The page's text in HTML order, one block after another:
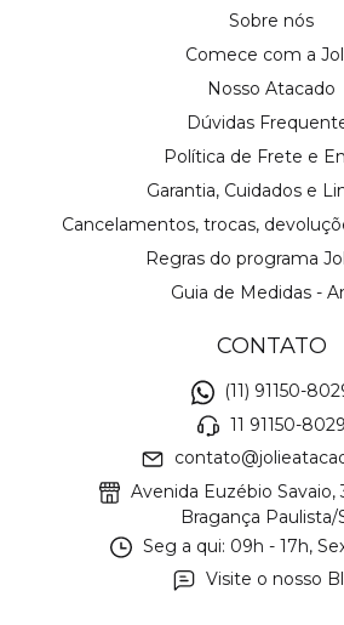
Sobre nós
Comece com a
Nosso Atacado
Dúvidas
Política de Frete e
Garantia, Cuidados e
Cancelamentos, trocas,
Regras do programa
Guia de Medidas -
CONTATO
(11) 91150-
11 91150-8029
Avenida Euzébio Savaio,
Bragança Paulista/
Seg a qui: 09h - 17h,
Visite o nosso